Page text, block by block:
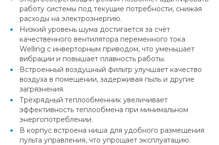
работу системы под текущие потребности, снижая
расходы на электроэнергию.
Низкий уровень шума достигается за счёт
качественного вентилятора переменного тока
Welling с инверторным приводом, что уменьшает
вибрации и повышает плавность работы.
Встроенный воздушный фильтр улучшает качество
воздуха в помещении, задерживая пыль и другие
загрязнения.
Трёхрядный теплообменник увеличивает
эффективность теплообмена при минимальном
энергопотреблении.
В корпус встроена ниша для удобного размещения
пульта управления, что упрощает эксплуатацию.